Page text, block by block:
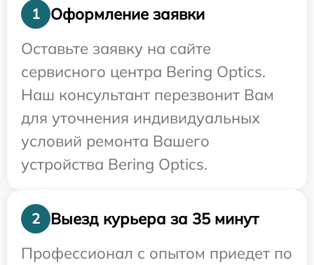
1
Оформление заявки
Оставьте заявку на сайте
сервисного центра Bering Optics.
Наш консультант перезвонит Вам
для уточнения индивидуальных
условий ремонта Вашего
устройства Bering Optics.
2
Выезд курьера за 35 минут
Профессионал с опытом приедет по